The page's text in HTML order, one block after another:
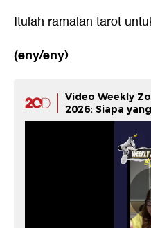
Itulah ramalan tarot
(eny/eny)
Video Weekly
2026: Siapa